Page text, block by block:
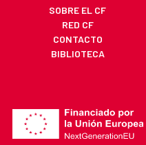
SOBRE EL CF
RED CF
CONTACTO
BIBLIOTECA